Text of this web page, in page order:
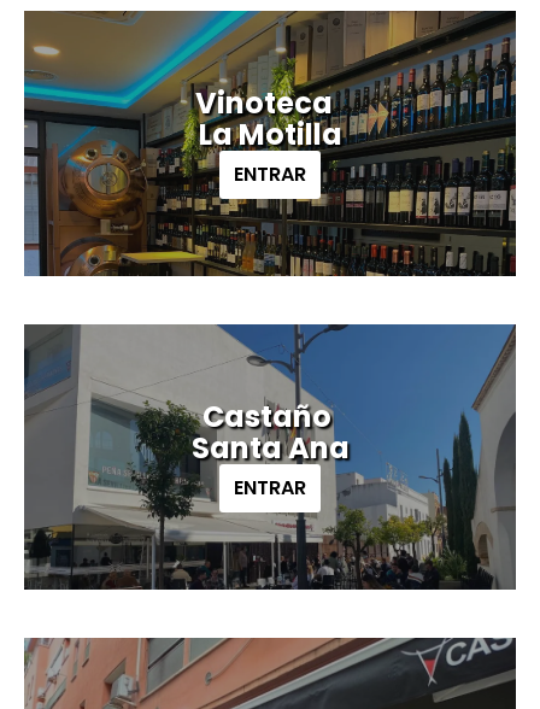
Vinoteca
La Motilla
ENTRAR
Castaño
Santa Ana
ENTRAR